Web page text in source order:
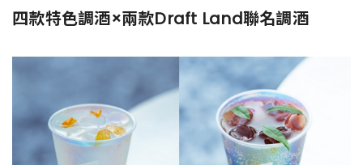
四款特色調酒×兩款Draft Land聯名調酒